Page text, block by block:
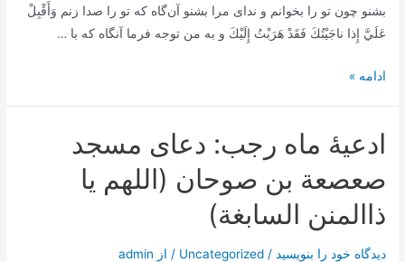
بشنو چون تو را بخوانم و ندای مرا بشنو آن‌گاه که تو را صدا زنم وَأَقْبِلْ
عَلَيَّ إِذا ناجَيْتُكَ فَقَدْ هَرَبْتُ إِلَيْكَ و به من توجه فرما آنگاه که با …
متن
شعبانیه
ادامه »
ادعیۀ ماه رجب: دعای مسجد
صعصعة بن صوحان (اللهم یا
ذاالمنن السابغة)
دیدگاه‌ خود را بنویسید /
Uncategorized / از admin